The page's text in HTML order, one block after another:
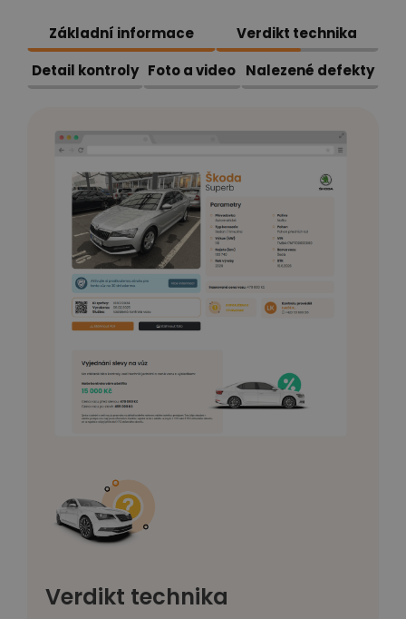
Základní informace
Verdikt technika
Detail kontroly Foto a video Nalezené defekty
Verdikt technika